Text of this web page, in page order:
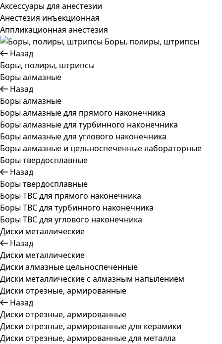
Аксессуары для анестезии
Анестезия инъекционная
Аппликационная анестезия
Боры, полиры, штрипсы
Назад
Боры, полиры, штрипсы
Боры алмазные
Назад
Боры алмазные
Боры алмазные для прямого наконечника
Боры алмазные для турбинного наконечника
Боры алмазные для углового наконечника
Боры алмазные и цельноспеченные лабораторные
Боры твердосплавные
Назад
Боры твердосплавные
Боры ТВС для прямого наконечника
Боры ТВС для турбинного наконечника
Боры ТВС для углового наконечника
Диски металлические
Назад
Диски металлические
Диски алмазные цельноспеченные
Диски металлические с алмазным напылением
Диски отрезные, армированные
Назад
Диски отрезные, армированные
Диски отрезные, армированные для керамики
Диски отрезные, армированные для металла